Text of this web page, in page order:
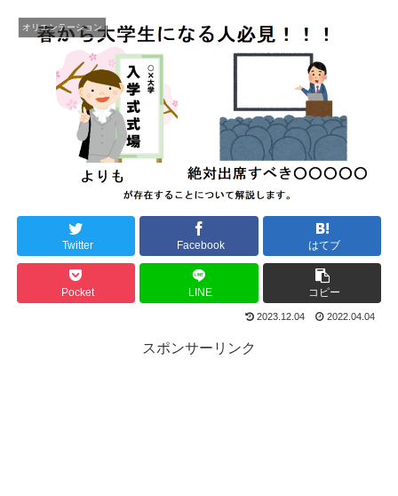
オリエンテーション
Twitter Facebook はてブ
Pocket LINE コピー
2023.12.04 2022.04.04
スポンサーリンク